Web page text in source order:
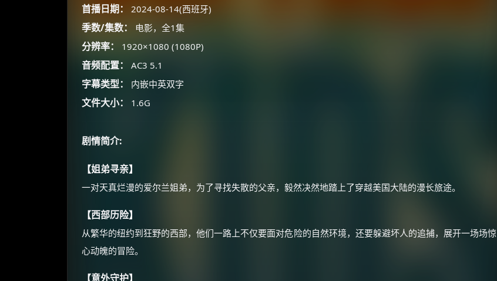
首播日期： 2024-08-14(西班牙)
季数/集数： 电影，全1集
分辨率： 1920×1080 (1080P)
音频配置： AC3 5.1
字幕类型： 内嵌中英双字
文件大小： 1.6G
剧情简介:
【姐弟寻亲】
一对天真烂漫的爱尔兰姐弟，为了寻找失散的父亲，毅然决然地踏上了穿越美国大陆的漫长旅途。
【西部历险】
从繁华的纽约到狂野的西部，他们一路上不仅要面对危险的自然环境，还要躲避坏人的追捕，展开一场场惊
心动魄的冒险。
【意外守护】